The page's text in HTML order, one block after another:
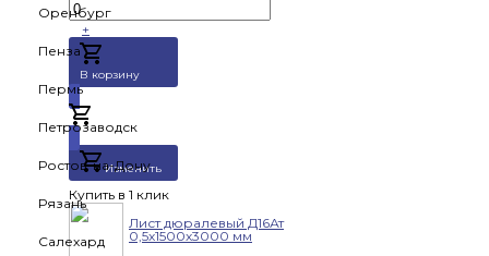
Оренбург
Пенза
Пермь
Петрозаводск
Ростов-на-Дону
Рязань
Салехард
+
В корзину
Изменить
Купить в 1 клик
Лист дюралевый Д16Ат
0,5х1500х3000 мм